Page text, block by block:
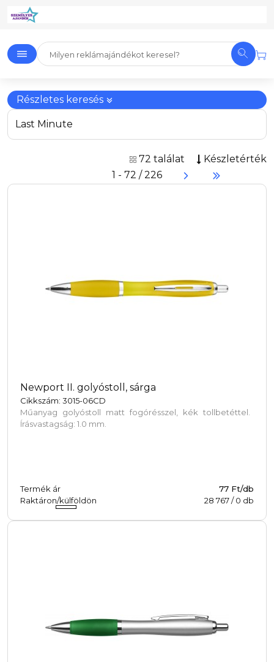
Részletes keresés
Last Minute
72 találat
Készletérték
1 - 72 / 226
Newport II. golyóstoll, sárga
Cikkszám: 3015-06CD
Műanyag golyóstoll matt fogórésszel, kék tollbetéttel.
Írásvastagság: 1.0 mm.
Termék ár
77 Ft/db
Raktáron/külföldön
28 767/0 db